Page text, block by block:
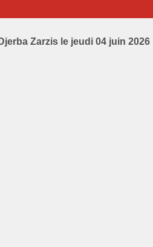
Zarzis le jeudi 04 juin 2026